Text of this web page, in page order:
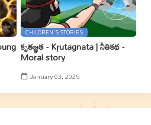
CHILDREN'S STORIES
కృతజ్ఞత - Kr̥utagnata | నీతికథ -
Moral story
January 03, 2025